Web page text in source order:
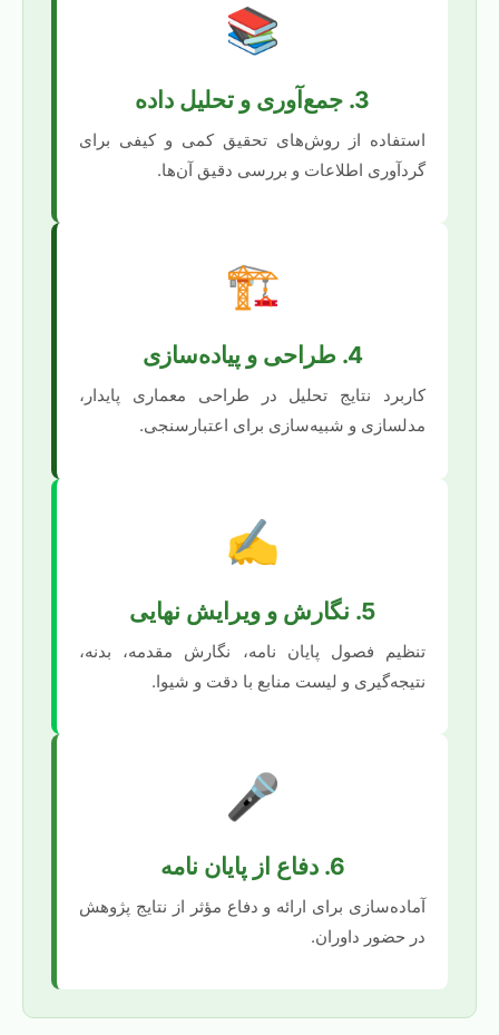
📚
3. جمع‌آوری و تحلیل داده
استفاده از روش‌های تحقیق کمی و کیفی برای
گردآوری اطلاعات و بررسی دقیق آن‌ها.
🏗️
4. طراحی و پیاده‌سازی
کاربرد نتایج تحلیل در طراحی معماری پایدار،
مدلسازی و شبیه‌سازی برای اعتبارسنجی.
✍️
5. نگارش و ویرایش نهایی
تنظیم فصول پایان نامه، نگارش مقدمه، بدنه،
نتیجه‌گیری و لیست منابع با دقت و شیوا.
🎤
6. دفاع از پایان نامه
آماده‌سازی برای ارائه و دفاع مؤثر از نتایج پژوهش
در حضور داوران.